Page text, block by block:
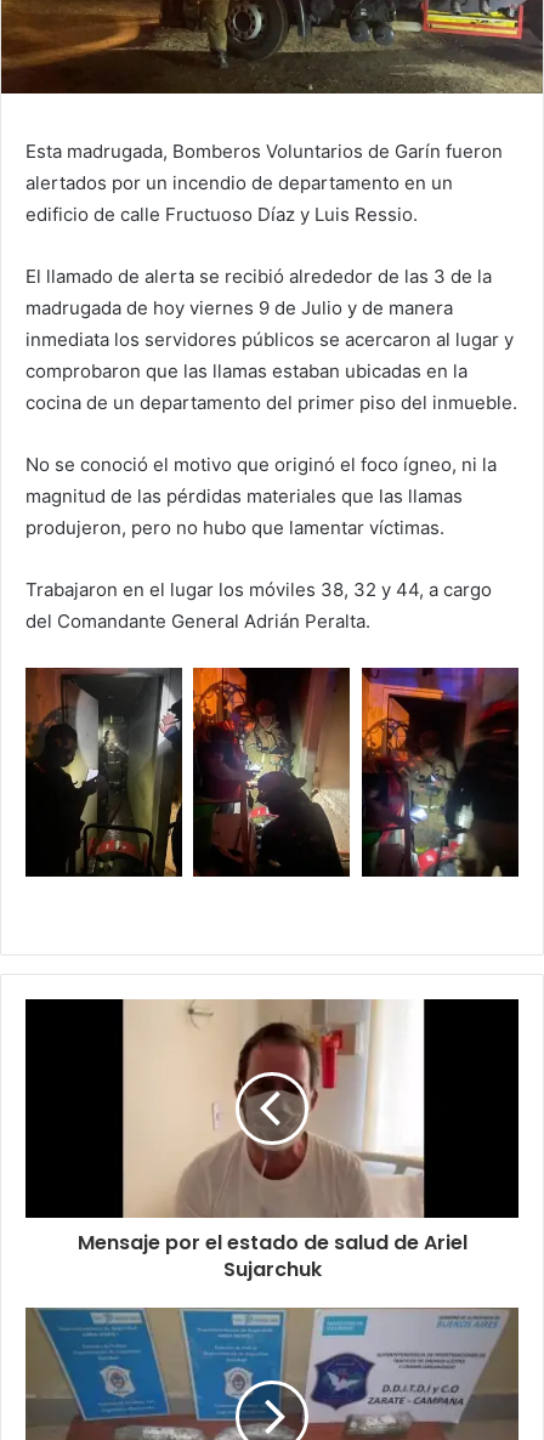
Esta madrugada, Bomberos Voluntarios de Garín fueron
alertados por un incendio de departamento en un
edificio de calle Fructuoso Díaz y Luis Ressio.
El llamado de alerta se recibió alrededor de las 3 de la
madrugada de hoy viernes 9 de Julio y de manera
inmediata los servidores públicos se acercaron al lugar y
comprobaron que las llamas estaban ubicadas en la
cocina de un departamento del primer piso del inmueble.
No se conoció el motivo que originó el foco ígneo, ni la
magnitud de las pérdidas materiales que las llamas
produjeron, pero no hubo que lamentar víctimas.
Trabajaron en el lugar los móviles 38, 32 y 44, a cargo
del Comandante General Adrián Peralta.
Mensaje por el estado de salud de Ariel
Sujarchuk